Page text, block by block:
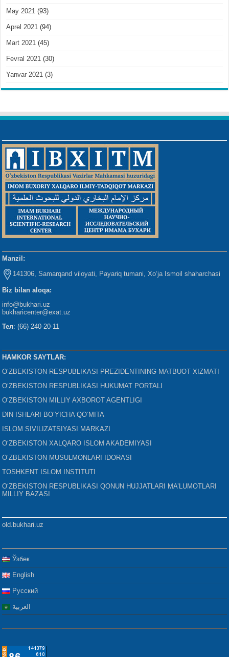
May 2021 (93)
Aprel 2021 (94)
Mart 2021 (45)
Fevral 2021 (30)
Yanvar 2021 (3)
Manzil:
141306, Samarqand viloyati, Payariq tumani, Xo‘ja Ismoil shaharchasi
Biz bilan aloqa:
info@bukhari.uz
bukharicenter@exat.uz
Тел: (66) 240-20-11
HAMKOR SAYTLAR:
O‘ZBEKISTON RESPUBLIKASI PREZIDENTINING MATBUOT XIZMATI
O‘ZBEKISTON RESPUBLIKASI HUKUMAT PORTALI
O‘ZBEKISTON MILLIY AXBOROT AGENTLIGI
DIN ISHLARI BO‘YICHA QO‘MITA
ISLOM SIVILIZATSIYASI MARKAZI
O‘ZBEKISTON XALQARO ISLOM AKADEMIYASI
O‘ZBEKISTON MUSULMONLARI IDORASI
TOSHKENT ISLOM INSTITUTI
O‘ZBEKISTON RESPUBLIKASI QONUN HUJJATLARI MA’LUMOTLARI
MILLIY BAZASI
old.bukhari.uz
Ўзбек
English
Русский
العربية